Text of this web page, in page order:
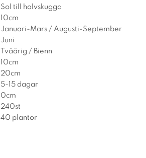
Sol till halvskugga
10cm
Januari-Mars / Augusti-September
Juni
Tvåårig / Bienn
10cm
20cm
5-15 dagar
0cm
240st
40 plantor